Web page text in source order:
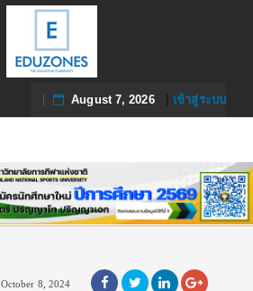
August 7, 2026| เข้าสู่ระบบ
October 8, 2024